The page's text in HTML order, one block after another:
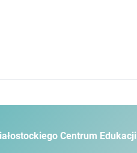
Centrum Edukacji